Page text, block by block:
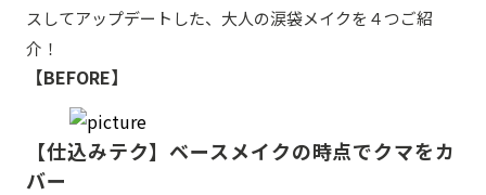
スしてアップデートした、大人の涙袋メイクを４つご紹
介！
【BEFORE】
【仕込みテク】ベースメイクの時点でクマをカ
バー